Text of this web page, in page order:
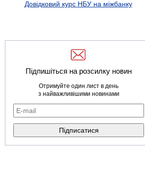
Довідковий курс НБУ на міжбанку
Підпишіться на розсилку новин
Отримуйте один лист в день
з найважливішими новинами